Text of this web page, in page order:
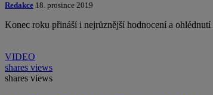
Redakce 18. prosince 2019
Konec roku přináší i nejrůznější hodnocení a
VIDEO
shares views
shares views